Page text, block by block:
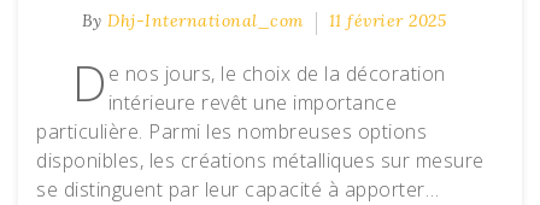
ByDhj-International_com 11 février 2025
D e nos jours, le choix de la décoration
intérieure revêt une importance
particulière. Parmi les nombreuses options
disponibles, les créations métalliques sur mesure
se distinguent par leur capacité à apporter…